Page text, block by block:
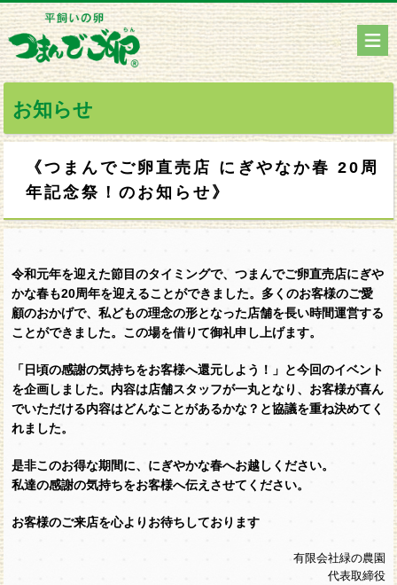
お知らせ
《つまんでご卵直売店 にぎやなか春 20周
年記念祭！のお知らせ》
令和元年を迎えた節目のタイミングで、つまんでご卵直売店にぎや
かな春も20周年を迎えることができました。多くのお客様のご愛
顧のおかげで、私どもの理念の形となった店舗を長い時間運営する
ことができました。この場を借りて御礼申し上げます。
「日頃の感謝の気持ちをお客様へ還元しよう！」と今回のイベント
を企画しました。内容は店舗スタッフが一丸となり、お客様が喜ん
でいただける内容はどんなことがあるかな？と協議を重ね決めてく
れました。
是非このお得な期間に、にぎやかな春へお越しください。
私達の感謝の気持ちをお客様へ伝えさせてください。
お客様のご来店を心よりお待ちしております
有限会社緑の農園
代表取締役